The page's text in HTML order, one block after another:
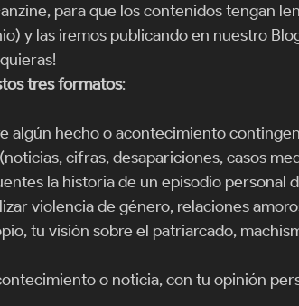
para que los contenidos tengan
y las iremos publicando en nuestro
tres formatos:
algún hecho o acontecimiento
cifras, desapariciones, casos
la historia de un episodio personal
violencia de género, relaciones
tu visión sobre el patriarcado,
o noticia, con tu opinión